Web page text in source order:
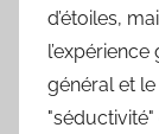
d’étoiles,
général et
"séductivité"